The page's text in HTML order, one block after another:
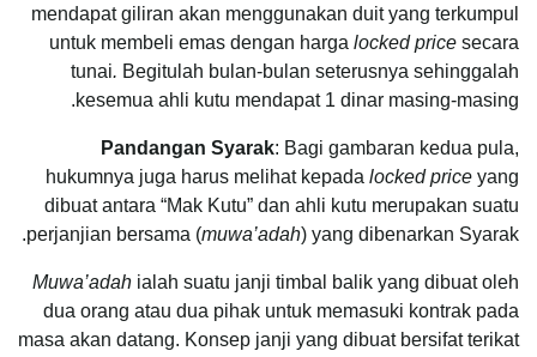
mendapat giliran akan menggunakan duit yang terkumpul
untuk membeli emas dengan harga locked price secara
tunai. Begitulah bulan-bulan seterusnya sehinggalah
kesemua ahli kutu mendapat 1 dinar masing-masing.
Pandangan Syarak: Bagi gambaran kedua pula,
hukumnya juga harus melihat kepada locked price yang
dibuat antara “Mak Kutu” dan ahli kutu merupakan suatu
perjanjian bersama (muwa’adah) yang dibenarkan Syarak.
Muwa’adah ialah suatu janji timbal balik yang dibuat oleh
dua orang atau dua pihak untuk memasuki kontrak pada
masa akan datang. Konsep janji yang dibuat bersifat terikat